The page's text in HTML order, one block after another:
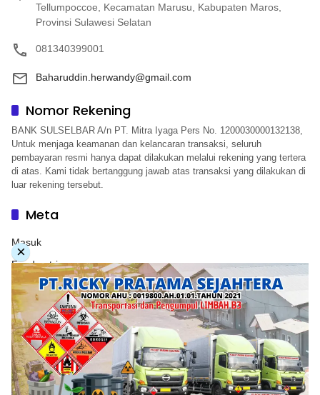
Tellumpoccoe, Kecamatan Marusu, Kabupaten Maros,
Provinsi Sulawesi Selatan
081340399001
Baharuddin.herwandy@gmail.com
Nomor Rekening
BANK SULSELBAR A/n PT. Mitra Iyaga Pers No. 1200030000132138,
Untuk menjaga keamanan dan kelancaran transaksi, seluruh
pembayaran resmi hanya dapat dilakukan melalui rekening yang tertera
di atas. Kami tidak bertanggung jawab atas transaksi yang dilakukan di
luar rekening tersebut.
Meta
Masuk
Feed entri
Feed komentar
WordPress.org
×